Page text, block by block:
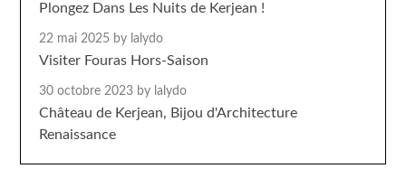
Plongez Dans Les Nuits de Kerjean !
22 mai 2025 by lalydo
Visiter Fouras Hors-Saison
30 octobre 2023 by lalydo
Château de Kerjean, Bijou d'Architecture
Renaissance